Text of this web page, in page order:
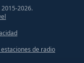
2026.
estaciones de radio